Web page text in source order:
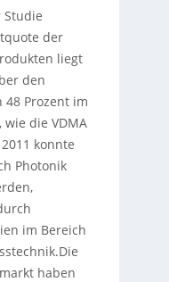
Studie
der
liegt
den
Prozent im
die VDMA
konnte
Photonik
im Bereich
haben